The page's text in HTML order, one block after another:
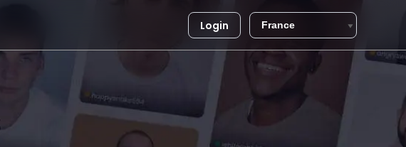
Login